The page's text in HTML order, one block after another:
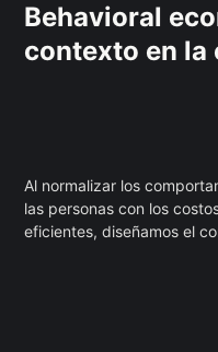
Behavioral
contexto en la
Al normalizar los
las personas con los
eficientes, diseñamos el